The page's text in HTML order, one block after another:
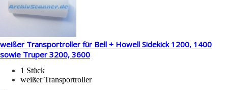
weißer Transportroller für Bell + Howell Sidekick 1200, 1400
sowie Truper 3200, 3600
1 Stück
weißer Transportroller